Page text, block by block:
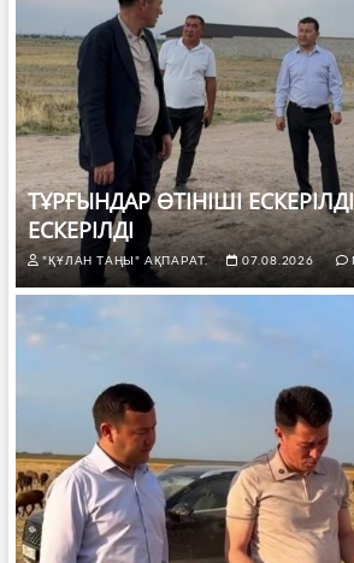
ТҰРҒЫНДАР ӨТІНІШІ
ЕСКЕРІЛДІ
"ҚҰЛАН ТАҢЫ" АҚПАРАТ. 07.08.2026